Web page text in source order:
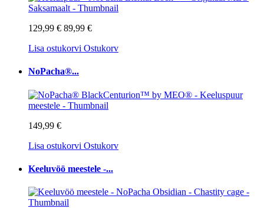
129,99 € 89,99 €
Lisa ostukorvi Ostukorv
NoPacha®...
149,99 €
Lisa ostukorvi Ostukorv
Keeluvöö meestele -...